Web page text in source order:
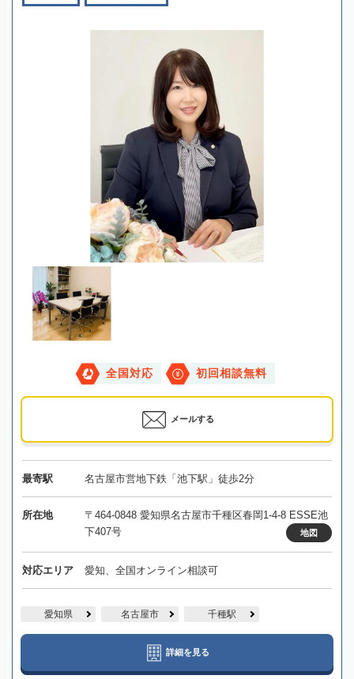
全国対応 初回相談無料
メールする
最寄駅 名古屋市営地下鉄「池下駅」徒歩2分
所在地
〒464-0848 愛知県名古屋市千種区春岡1-4-8 ESSE池
下407号
地図
対応エリア 愛知、全国オンライン相談可
愛知県 名古屋市 千種駅
詳細を見る